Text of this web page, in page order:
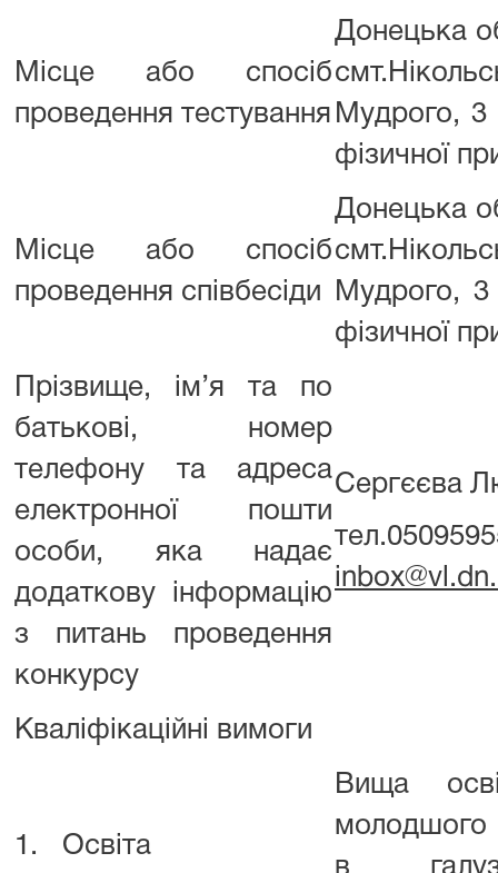
Місце або спосіб
проведення тестування
Донецька
Мудрого, 3
фізичної
Місце або спосіб
проведення співбесіди
Донецька
Мудрого, 3
фізичної
Прізвище, ім’я та по
батькові, номер
телефону та адреса
електронної пошти
особи, яка надає
додаткову інформацію
з питань проведення
конкурсу
Сергєєва
inbox@v
Кваліфікаційні вимоги
1. Освіта
Вища
молодшого
в